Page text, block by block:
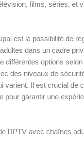
films, séries, et
est la possibilité de
dans un cadre
différentes options selon
des niveaux de
varient. Il est crucial de
pour garantir une
l’IPTV avec chaînes